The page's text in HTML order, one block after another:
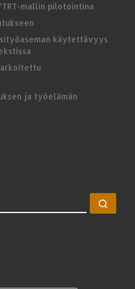
mallin pilotointina
käytettävyys
ja työelämän